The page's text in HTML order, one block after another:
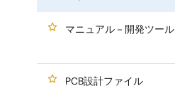
マニュアル－開発ツール
PCB設計ファイル